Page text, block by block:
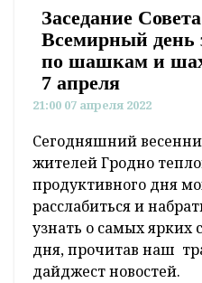
Заседание
Всемирный день
по шашкам и
7 апреля
21:00 07 апреля 2022
Сегодняшний
жителей Гродно
продуктивного дня
расслабиться и
узнать о самых
дня, прочитав наш
дайджест новостей.